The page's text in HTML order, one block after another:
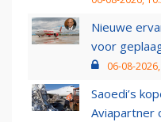
Nieuwe
voor
06-08-
Saoedi’s
Aviapartner